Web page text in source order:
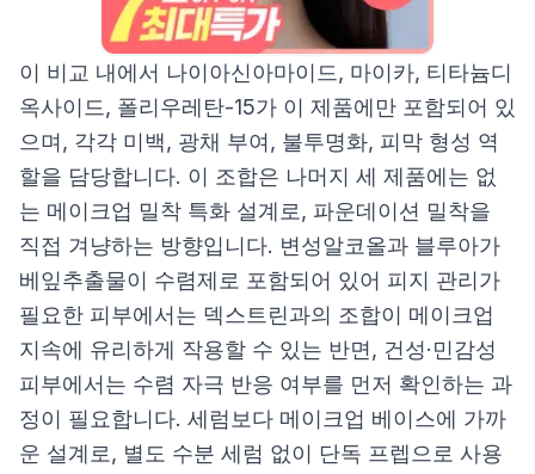
이 비교 내에서 나이아신아마이드, 마이카, 티타늄디
옥사이드, 폴리우레탄-15가 이 제품에만 포함되어 있
으며, 각각 미백, 광채 부여, 불투명화, 피막 형성 역
할을 담당합니다. 이 조합은 나머지 세 제품에는 없
는 메이크업 밀착 특화 설계로, 파운데이션 밀착을
직접 겨냥하는 방향입니다. 변성알코올과 블루아가
베잎추출물이 수렴제로 포함되어 있어 피지 관리가
필요한 피부에서는 덱스트린과의 조합이 메이크업
지속에 유리하게 작용할 수 있는 반면, 건성·민감성
피부에서는 수렴 자극 반응 여부를 먼저 확인하는 과
정이 필요합니다. 세럼보다 메이크업 베이스에 가까
운 설계로, 별도 수분 세럼 없이 단독 프렙으로 사용